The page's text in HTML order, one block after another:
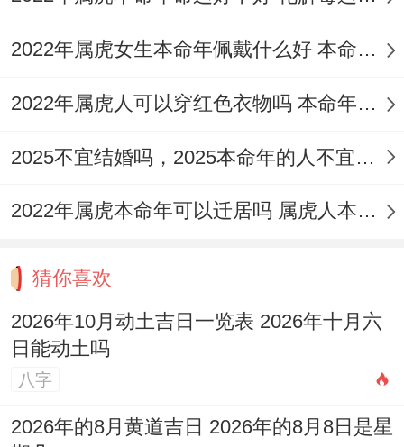
霉的运势，还可以选择佩戴转运珠饰品。
转运珠选用的材质有金、银、玉说不定蜜
子~属牛人可能选择自己喜欢的材质进行穿
- 既然红色是传统的辟邪色，转运珠饰品能
用做戒指、手链，也有机会用做项链，有吉
2022年属虎女生本命年佩戴什么好 本命年属虎女性适合佩戴什么吉祥物
2022年属虎人可以穿红色衣物吗 本命年的注意事项
2025不宜结婚吗，2025本命年的人不宜结婚怎么破解
2022年属虎本命年可以迁居吗 属虎人本命年注意事项
猜你喜欢
2026年10月动土吉日一览表 2026年十月六
日能动土吗
八字
2026年的8月黄道吉日 2026年的8月8日是星